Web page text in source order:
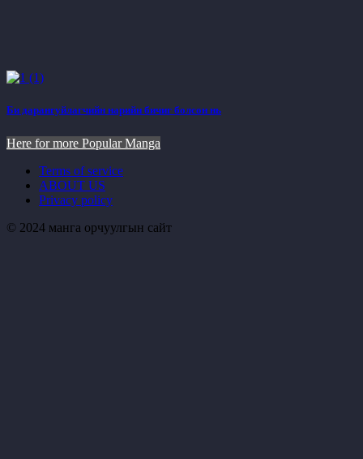
Би дарангуйлагчийн нарийн бичиг болсон нь
Here for more Popular Manga
Terms of service
ABOUT US
Privacy policy
© 2024 манга орчуулгын сайт